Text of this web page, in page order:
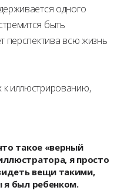
одного
быть
перспектива всю жизнь
к иллюстрированию,
такое «верный
я просто
вещи такими,
я был ребенком.